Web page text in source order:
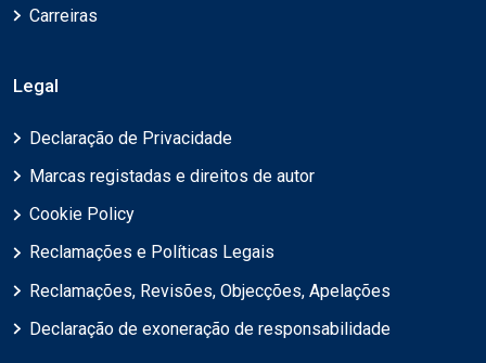
Carreiras
Legal
Declaração de Privacidade
Marcas registadas e direitos de autor
Cookie Policy
Reclamações e Políticas Legais
Reclamações, Revisões, Objecções, Apelações
Declaração de exoneração de responsabilidade